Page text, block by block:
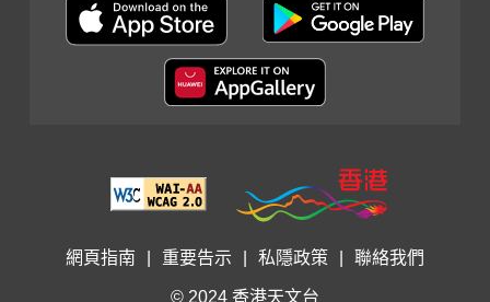
網頁指南 重要告示 私隱政策 聯絡我們
© 2024 香港天文台